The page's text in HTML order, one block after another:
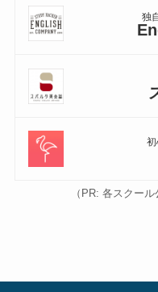
独
（PR: 各スクー